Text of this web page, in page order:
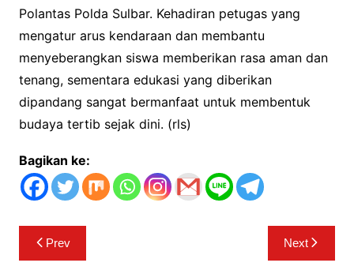
Polantas Polda Sulbar. Kehadiran petugas yang
mengatur arus kendaraan dan membantu
menyeberangkan siswa memberikan rasa aman dan
tenang, sementara edukasi yang diberikan
dipandang sangat bermanfaat untuk membentuk
budaya tertib sejak dini. (rls)
Bagikan ke:
Navigasi
pos
Prev Next